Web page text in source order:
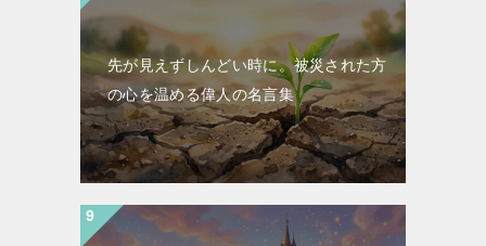
先が見えずしんどい時に。被災された方
の心を温める偉人の名言集